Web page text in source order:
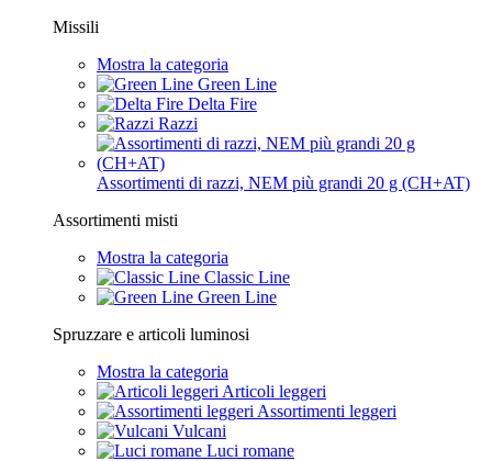
Missili
Mostra la categoria
Green Line
Delta Fire
Razzi
Assortimenti di razzi, NEM più grandi 20 g (CH+AT)
Assortimenti misti
Mostra la categoria
Classic Line
Green Line
Spruzzare e articoli luminosi
Mostra la categoria
Articoli leggeri
Assortimenti leggeri
Vulcani
Luci romane